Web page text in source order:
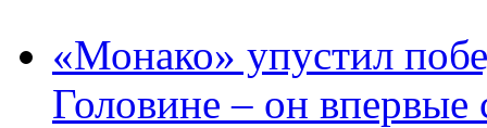
«Монако» упустил
Головине – он впервые